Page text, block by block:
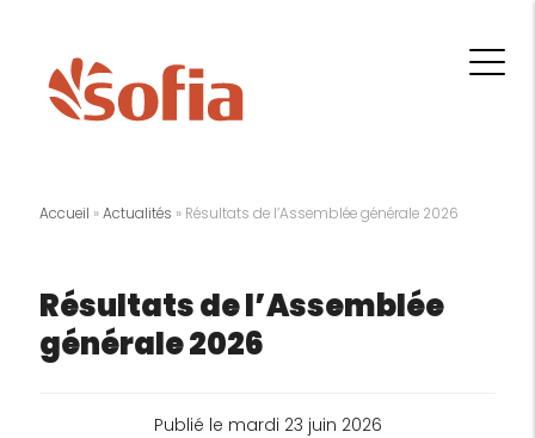
Accueil »Actualités » Résultats de l’Assemblée générale 2026
Résultats de l’Assemblée
générale 2026
Publié le mardi 23 juin 2026